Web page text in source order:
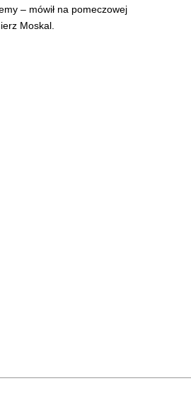
– mówił na pomeczowej
Moskal.